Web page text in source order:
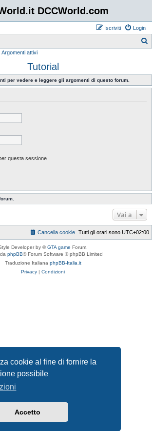
cookie al fine di fornire la
possibile
Accetto
DCCWorld.com
Login
Iscriviti
c
a
Argomenti attivi
Tutorial
per vedere e leggere gli argomenti di questo forum.
questa sessione
Vai a
Tutti gli orari sono UTC+02:00
Cancella cookie
Developer by ©GTA game Forum.
phpBB® Forum Software © phpBB Limited
Traduzione Italiana phpBB-Italia.it
Privacy | Condizioni